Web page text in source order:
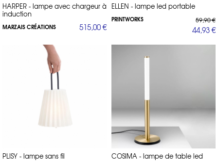
HARPER - lampe avec chargeur à
induction
MARZAIS CRÉATIONS 515,00 €
ELLEN - lampe led portable
PRINTWORKS 59,90 €
44,93 €
PLISY - lampe sans fil COSIMA - lampe de table led